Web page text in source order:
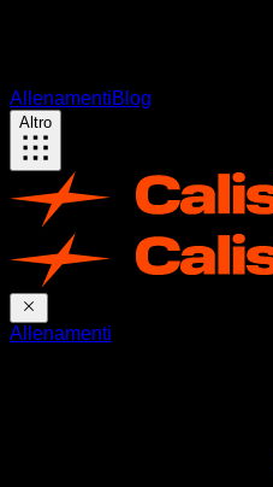
AllenamentiBlog
Altro
Allenamenti